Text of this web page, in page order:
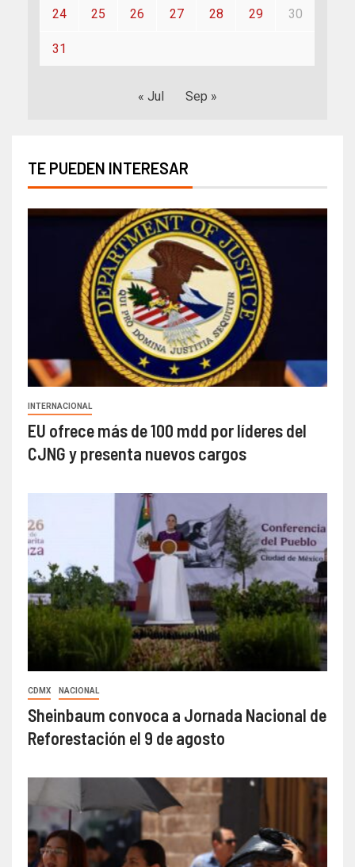
24 25 26 27 28 29 30
31
« Jul Sep »
TE PUEDEN INTERESAR
INTERNACIONAL
EU ofrece más de 100 mdd por líderes del
CJNG y presenta nuevos cargos
CDMX NACIONAL
Sheinbaum convoca a Jornada Nacional de
Reforestación el 9 de agosto